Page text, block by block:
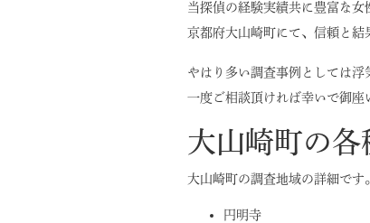
当探偵の経験実績共に豊富な女
京都府大山崎町にて、信頼と
やはり多い調査事例としては浮
一度ご相談頂ければ幸いで御座
大山崎町の各
大山崎町の調査地域の詳細です。
円明寺